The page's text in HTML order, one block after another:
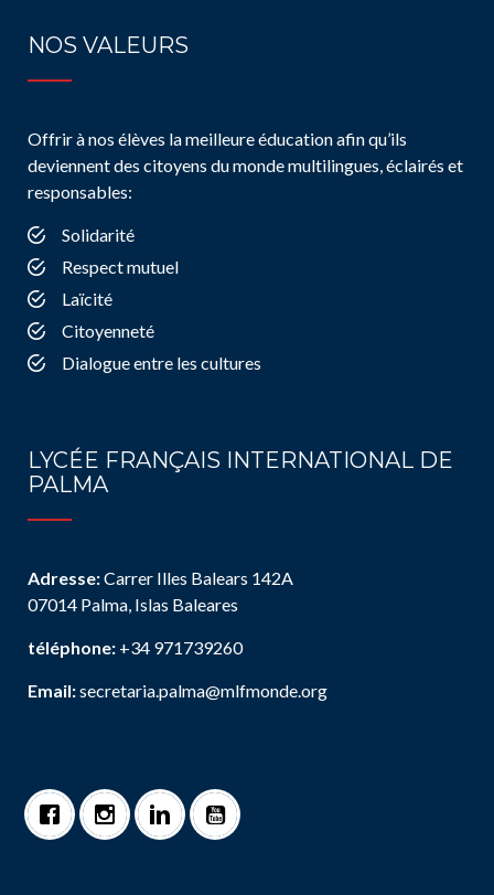
NOS VALEURS
Offrir à nos élèves la meilleure éducation afin qu’ils
deviennent des citoyens du monde multilingues, éclairés et
responsables:
Solidarité
Respect mutuel
Laïcité
Citoyenneté
Dialogue entre les cultures
LYCÉE FRANÇAIS INTERNATIONAL DE
PALMA
Adresse:Carrer Illes Balears 142A
07014 Palma, Islas Baleares
téléphone: +34 971739260
Email:secretaria.palma@mlfmonde.org